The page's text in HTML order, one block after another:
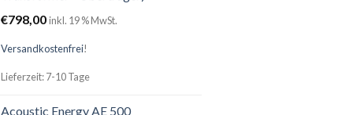
€798,00inkl. 19 % MwSt.
Versandkostenfrei!
Lieferzeit: 7-10 Tage
Acoustic Energy AE 500